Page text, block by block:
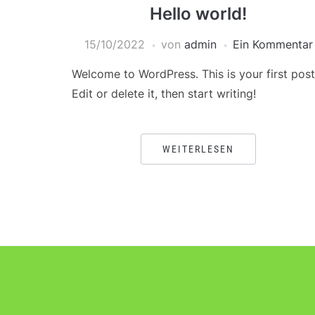
Hello world!
15/10/2022 von admin Ein Kommentar
Welcome to WordPress. This is your first
Edit or delete it, then start writing!
WEITERLESEN